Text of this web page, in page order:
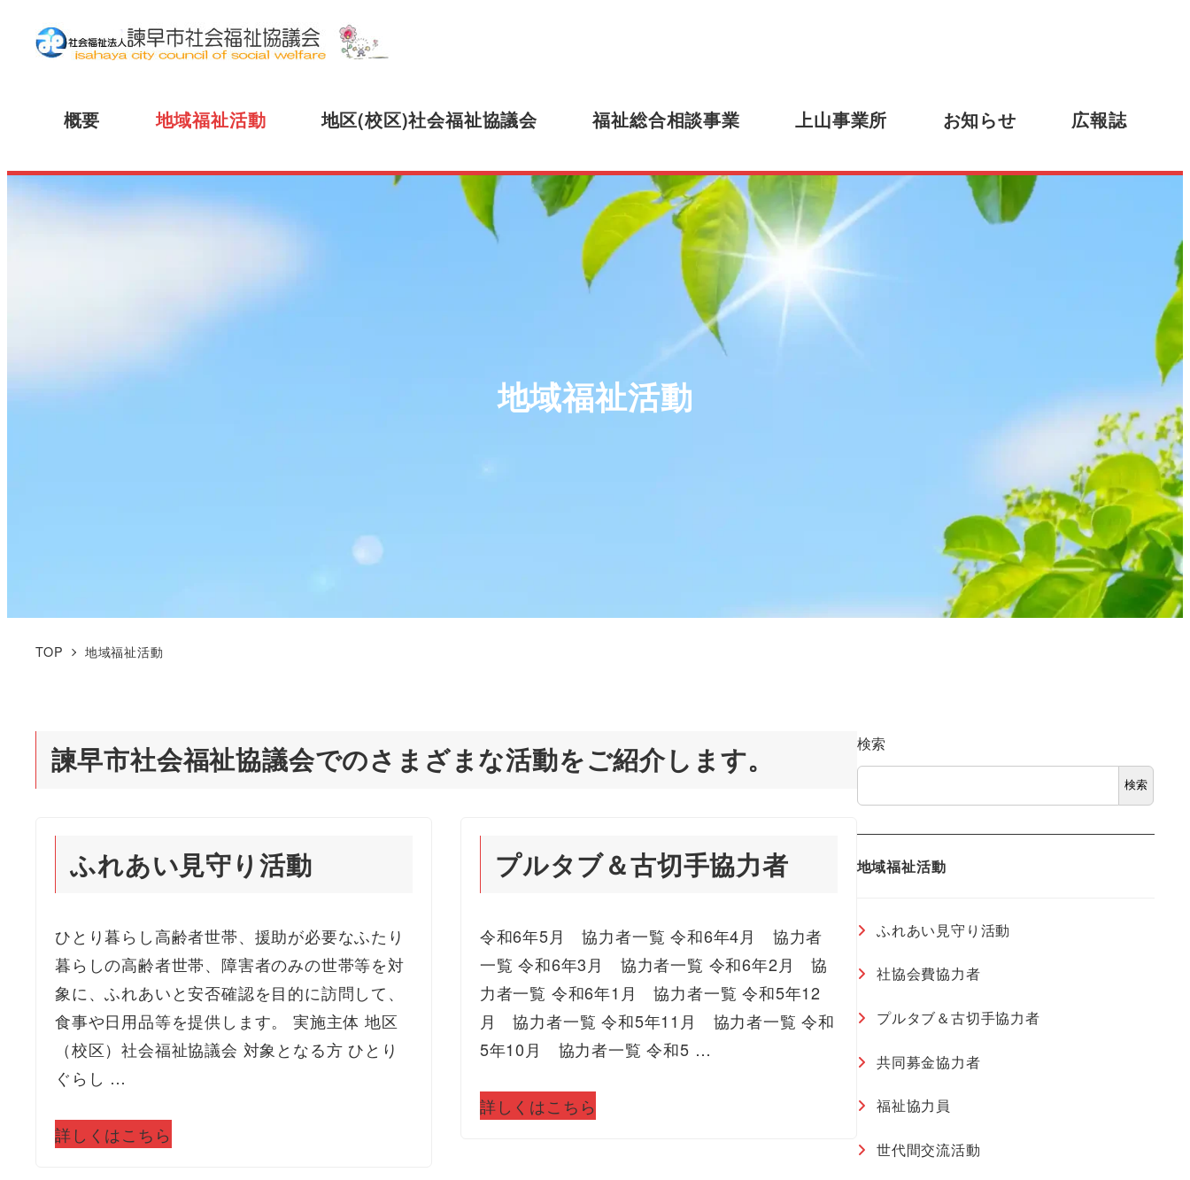
概要 地域福祉活動 地区(校区)社会福祉協議会 福祉総合相談事業 上山事業所 お知らせ 広報誌
地域福祉活動
TOP 地域福祉活動
諫早市社会福祉協議会でのさまざまな活動をご紹介します。
ふれあい見守り活動
ひとり暮らし高齢者世帯、援助が必要なふたり
暮らしの高齢者世帯、障害者のみの世帯等を対
象に、ふれあいと安否確認を目的に訪問して、
食事や日用品等を提供します。 実施主体 地区
（校区）社会福祉協議会 対象となる方 ひとり
ぐらし …
詳しくはこちら
プルタブ＆古切手協力者
令和6年5月 協力者一覧 令和6年4月 協力者
一覧 令和6年3月 協力者一覧 令和6年2月 協
力者一覧 令和6年1月 協力者一覧 令和5年12
月 協力者一覧 令和5年11月 協力者一覧 令和
5年10月 協力者一覧 令和5 …
詳しくはこちら
検索
検索
地域福祉活動
ふれあい見守り活動
社協会費協力者
プルタブ＆古切手協力者
共同募金協力者
福祉協力員
世代間交流活動